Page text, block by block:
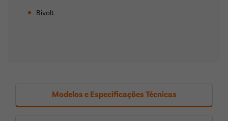
Bivolt
Modelos e Especificações Técnicas